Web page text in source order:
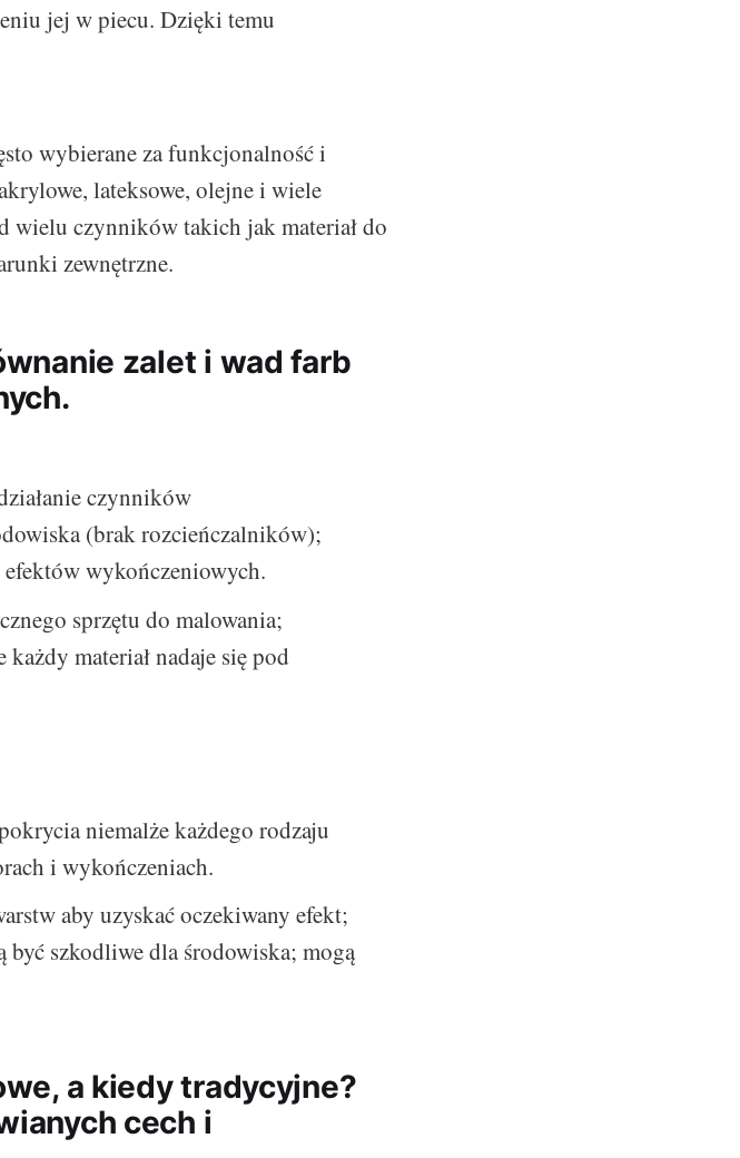
jej w piecu. Dzięki temu
wybierane za funkcjonalność i
lateksowe, olejne i wiele
czynników takich jak materiał do
zewnętrzne.
zalet i wad farb
czynników
(brak rozcieńczalników);
wykończeniowych.
sprzętu do malowania;
materiał nadaje się pod
niemalże każdego rodzaju
i wykończeniach.
aby uzyskać oczekiwany efekt;
szkodliwe dla środowiska; mogą
a kiedy tradycyjne?
cech i